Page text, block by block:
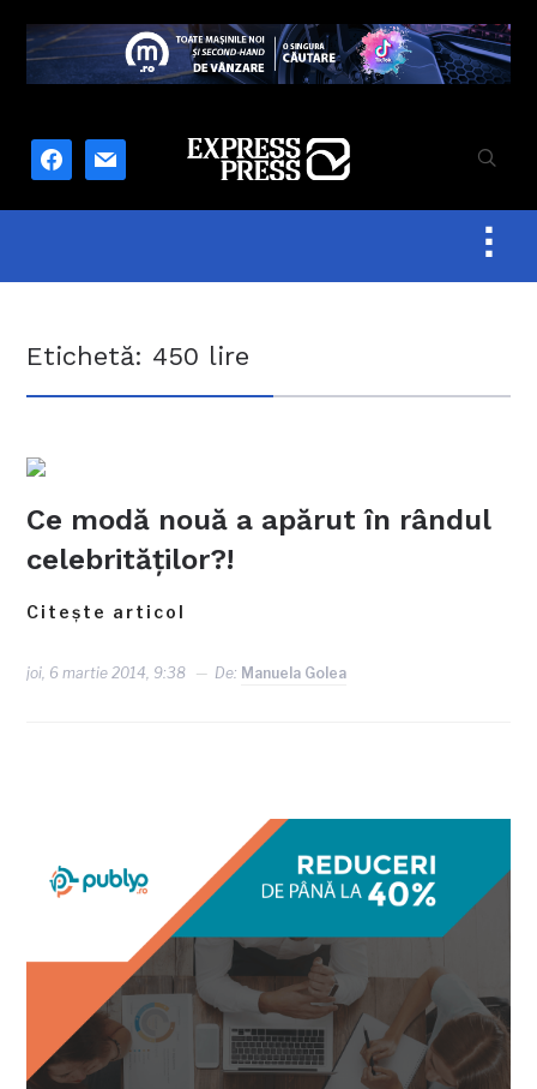
facebook
mail
Etichetă: 450 lire
Ce modă nouă a apărut în rândul
celebrităţilor?!
Citește articol
joi, 6 martie 2014, 9:38 De: Manuela Golea